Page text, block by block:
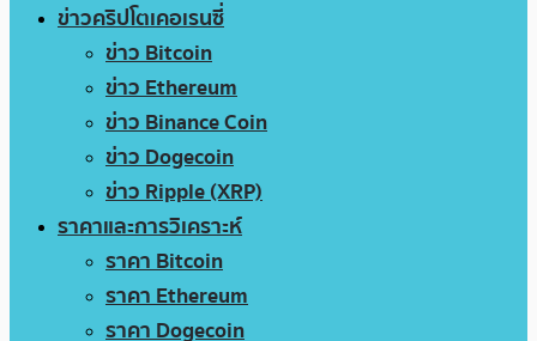
ข่าวคริปโตเคอเรนซี่
ข่าว Bitcoin
ข่าว Ethereum
ข่าว Binance Coin
ข่าว Dogecoin
ข่าว Ripple (XRP)
ราคาและการวิเคราะห์
ราคา Bitcoin
ราคา Ethereum
ราคา Dogecoin